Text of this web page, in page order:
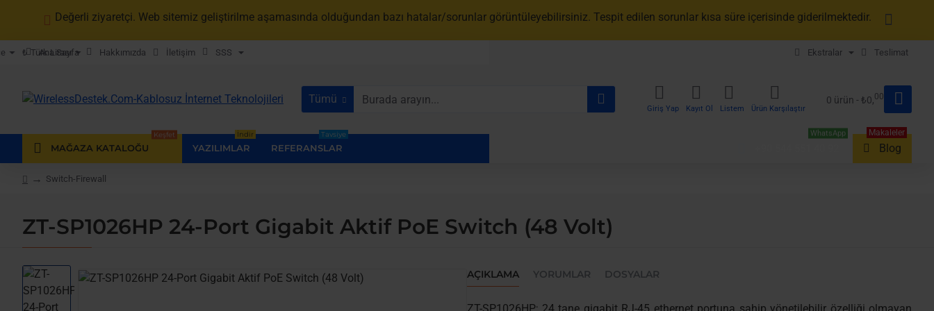
Değerli ziyaretçi. Web sitemiz geliştirilme aşamasında olduğundan bazı hatalar/sorunlar görüntüleyebilirsiniz. Tespit edilen sorunlar kısa süre içerisinde giderilmektedir.
Ana Sayfa Hakkımızda İletişim SSS
₺ Türk Lirası Ekstralar Teslimat
Tümü
Burada
Giriş Yap Kayıt Ol Listem Ürün Karşılaştır
0 ürün - ₺0,00
MAĞAZA KATALOĞU
Keşfet
YAZILIMLAR
İndir
REFERANSLAR
Tavsiye WhatsApp
Blog
Makaleler
ZT-SP1026HP 24-Port Gigabit Aktif PoE Switch (48 Volt)
Switch-Firewall
AÇIKLAMA YORUMLAR DOSYALAR